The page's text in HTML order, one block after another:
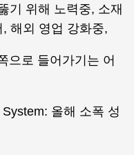
기 위해 노력중, 소재
해외 영업 강화중,
으로 들어가기는 어
올해 소폭 성